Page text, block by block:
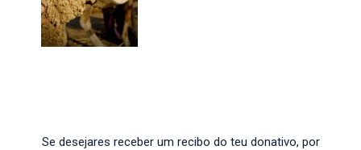
Se desejares receber um recibo do teu donativo, por